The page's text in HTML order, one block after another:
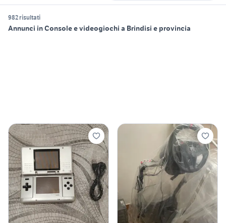
982 risultati
Annunci in Console e videogiochi a Brindisi e provincia